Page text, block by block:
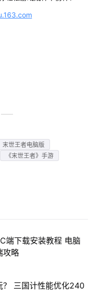
末世王者电脑版
《末世王者》手游
端下载安装教程 电脑
攻略
？ 三国计性能优化240